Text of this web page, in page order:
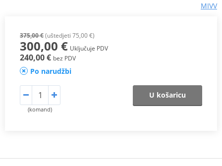
MIVV
375,00 €(uštedjeti 75,00 €)
300,00 € Uključuje PDV
240,00 € bez PDV
Po narudžbi
(komand)
U košaricu